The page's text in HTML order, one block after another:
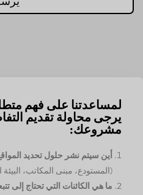
لمساعدتنا على فهم
يرجى محاولة تقديم
مشروعك:
أين سيتم نشر حلول تحديد
(المستودع، مبنى المكاتب، البيئة
ما هي الكائنات التي تحتاج إلى